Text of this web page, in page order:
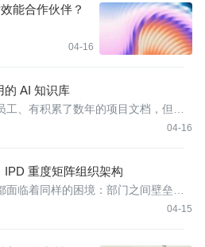
能合作伙伴？
04-16
的 AI 知识库
04-16
、有积累了数年的项目文档，但每
什么大家还是在重复造轮子？
重度矩阵组织架构
04-15
临着同样的困境：部门之间壁垒森
目进度一拖再拖，市场机会转瞬即